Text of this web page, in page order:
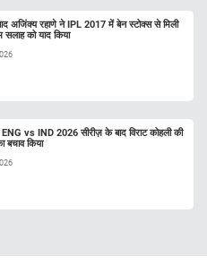
अजिंक्य रहाणे ने IPL 2017 में बेन स्टोक्स से मिली
सलाह को याद किया
ENG vs IND 2026 सीरीज़ के बाद विराट कोहली की
बचाव किया